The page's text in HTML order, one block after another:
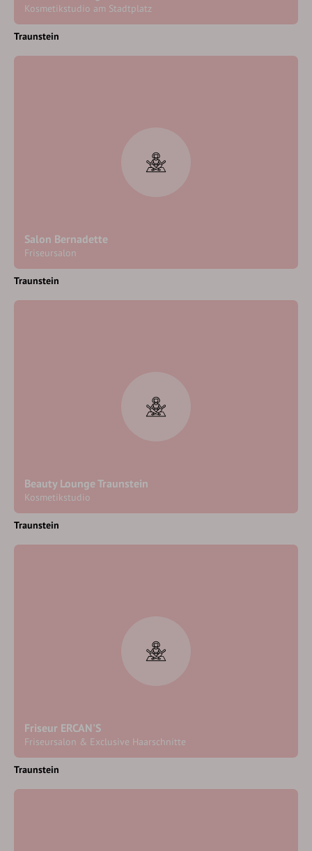
Kosmetikstudio am Stadtplatz
Traunstein
Salon Bernadette
Friseursalon
Traunstein
Beauty Lounge Traunstein
Kosmetikstudio
Traunstein
Friseur ERCAN'S
Friseursalon & Exclusive Haarschnitte
Traunstein